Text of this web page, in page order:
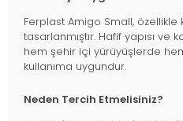
Ferplast Amigo Small, özellikle
tasarlanmıştır. Hafif yapısı ve
hem şehir içi yürüyüşlerde
kullanıma uygundur.
Neden Tercih Etmelisiniz?